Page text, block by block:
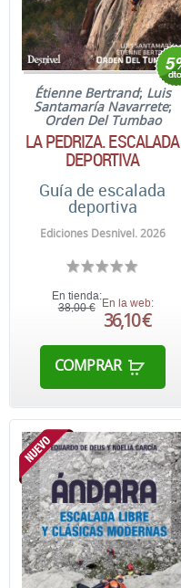
Étienne Bertrand; Luis
Santamaría Navarrete;
Orden Del Tumbao
LA PEDRIZA. ESCALADA
DEPORTIVA
Guía de escalada
deportiva
Ediciones Desnivel. 2026
En tienda:
38,00 € En la web:
36,10 €
COMPRAR